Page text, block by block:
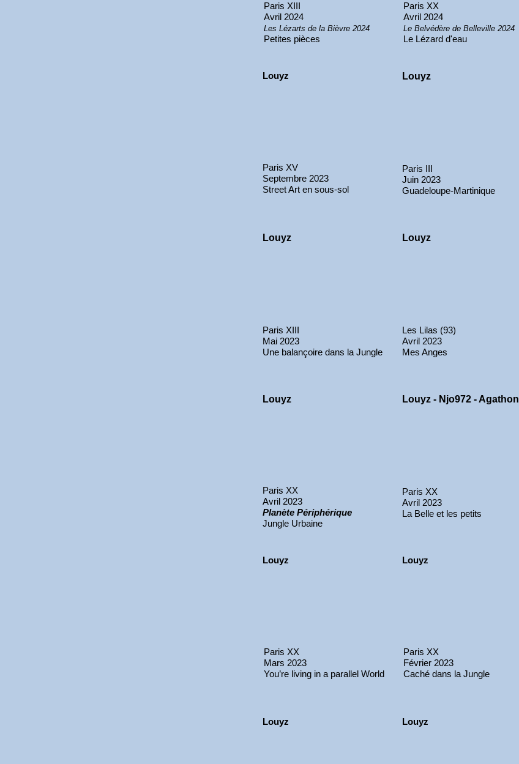
Paris XIII
Avril 2024
Les Lézarts de la Bièvre 2024
Petites pièces
Paris XX
Avril 2024
Le Belvédère de Belleville 2024
Le Lézard d'eau
Louyz
Paris XV
Septembre 2023
Street Art en sous-sol
Louyz
Paris III
Juin 2023
Guadeloupe-Martinique
Louyz
Paris XIII
Mai 2023
Une balançoire dans la Jungle
Louyz
Les Lilas (93)
Avril 2023
Mes Anges
Louyz
Paris XX
Avril 2023
Planète Périphérique
Jungle Urbaine
Louyz - Njo972 - Agathon
Paris XX
Avril 2023
La Belle et les petits
Louyz
Paris XX
Mars 2023
You’re living in a parallel World
Louyz
Paris XX
Février 2023
Caché dans la Jungle
Louyz Louyz